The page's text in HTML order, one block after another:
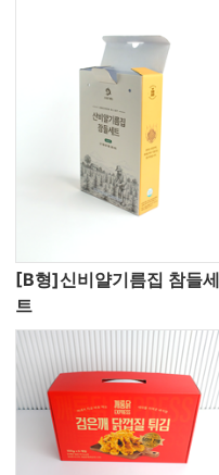
[B형]신비얄기름집 참들세
트